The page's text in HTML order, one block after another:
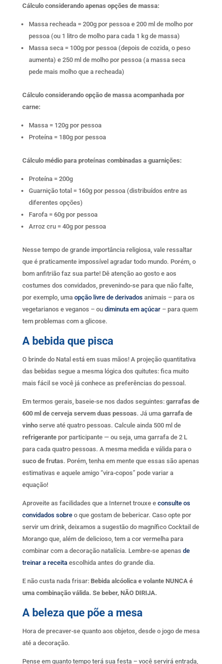
Cálculo considerando apenas opções de massa:
Massa recheada = 200g por pessoa e 200 ml de molho por
pessoa (ou 1 litro de molho para cada 1 kg de massa)
Massa seca = 100g por pessoa (depois de cozida, o peso
aumenta) e 250 ml de molho por pessoa (a massa seca
pede mais molho que a recheada)
Cálculo considerando opção de massa acompanhada por
carne:
Massa = 120g por pessoa
Proteína = 180g por pessoa
Cálculo médio para proteínas combinadas a guarnições:
Proteína = 200g
Guarnição total = 160g por pessoa (distribuídos entre as
diferentes opções)
Farofa = 60g por pessoa
Arroz cru = 40g por pessoa
Nesse tempo de grande importância religiosa, vale ressaltar
que é praticamente impossível agradar todo mundo. Porém, o
bom anfitrião faz sua parte! Dê atenção ao gosto e aos
costumes dos convidados, prevenindo-se para que não falte,
por exemplo, uma opção livre de derivados animais – para os
vegetarianos e veganos – ou diminuta em açúcar– para quem
tem problemas com a glicose.
A bebida que pisca
O brinde do Natal está em suas mãos! A projeção quantitativa
das bebidas segue a mesma lógica dos quitutes: fica muito
mais fácil se você já conhece as preferências do pessoal.
Em termos gerais, baseie-se nos dados seguintes: garrafas de
600 ml de cerveja servem duas pessoas. Já uma garrafa de
vinhoserve até quatro pessoas. Calcule ainda 500 ml de
refrigerantepor participante — ou seja, uma garrafa de 2 L
para cada quatro pessoas. A mesma medida e válida para o
suco de frutas. Porém, tenha em mente que essas são apenas
estimativas e aquele amigo “vira-copos” pode variar a
equação!
Aproveite as facilidades que a Internet trouxe e consulte os
convidados sobreo que gostam de bebericar. Caso opte por
servir um drink, deixamos a sugestão do magnífico Cocktail de
Morango que, além de delicioso, tem a cor vermelha para
combinar com a decoração natalícia. Lembre-se apenas de
treinar a receitaescolhida antes do grande dia.
E não custa nada frisar: Bebida alcóolica e volante NUNCA é
uma combinação válida. Se beber, NÃO DIRIJA.
A beleza que põe a mesa
Hora de precaver-se quanto aos objetos, desde o jogo de mesa
até a decoração.
Pense em quanto tempo terá sua festa – você servirá entrada,